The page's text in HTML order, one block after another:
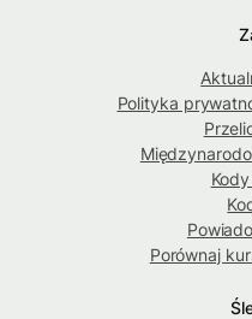
Polityka
Porównaj